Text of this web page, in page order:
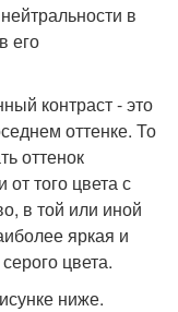
в
его
контраст - это
оттенке. То
оттенок
от того цвета с
в той или иной
яркая и
цвета.
ниже.